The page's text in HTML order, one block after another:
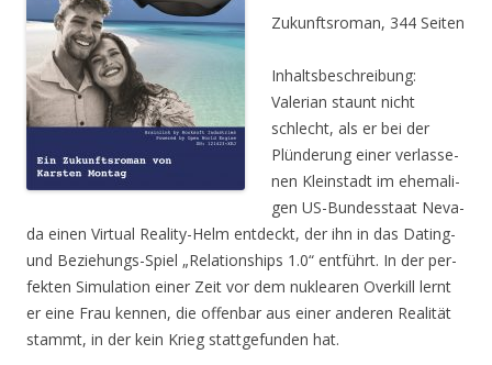
Zukunfts­ro­man, 344 Seiten
Inhalts­be­schrei­bung:
Vale­ri­an staunt nicht
schlecht, als er bei der
Plün­de­rung einer ver­las­se­
nen Klein­stadt im ehe­ma­li­
gen US-Bun­des­staat Neva­
da einen Vir­tu­al Rea­li­ty-Helm ent­deckt, der ihn in das Dating-
und Bezie­hungs-Spiel „Rela­ti­onships 1.0“ ent­führt. In der per­
fek­ten Simu­la­ti­on einer Zeit vor dem nuklea­ren Over­kill lernt
er eine Frau ken­nen, die offen­bar aus einer ande­ren Rea­li­tät
stammt, in der kein Krieg statt­ge­fun­den hat.